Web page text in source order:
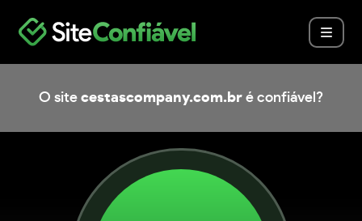
O site cestascompany.com.br é confiável?